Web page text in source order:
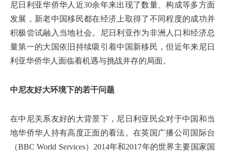
尼日利亚华侨华人近30余年来出现了数量、构成等多方面
发展，新老中国移民都在经济上取得了不同程度的成功并
积极尝试融入当地社会。尼日利亚作为非洲人口和经济总
量第一的大国依旧持续吸引着中国新移民，但近年来尼日
利亚华侨华人面临着机遇与挑战并存的局面。
中尼友好大环境下的若干问题
在中尼关系友好的大背景下，尼日利亚民众对于中国和当
地华侨华人持有高度正面的看法。在英国广播公司国际台
（BBC World Services）2014年和2017年的世界主要国家国